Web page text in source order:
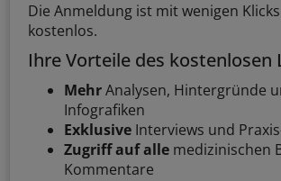
Die Anmeldung ist mit wenigen
kostenlos.
Ihre Vorteile des kostenlosen
MehrAnalysen, Hintergründe
Infografiken
Exklusive Interviews und
Zugriff auf alle medizinischen
Kommentare